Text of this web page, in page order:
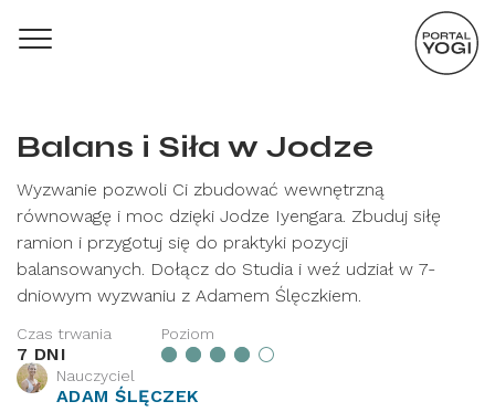
Balans i Siła w Jodze
Wyzwanie pozwoli Ci zbudować wewnętrzną
równowagę i moc dzięki Jodze Iyengara. Zbuduj siłę
ramion i przygotuj się do praktyki pozycji
balansowanych. Dołącz do Studia i weź udział w 7-
dniowym wyzwaniu z Adamem Ślęczkiem.
Czas trwania
7 DNI
Poziom
Nauczyciel
ADAM ŚLĘCZEK